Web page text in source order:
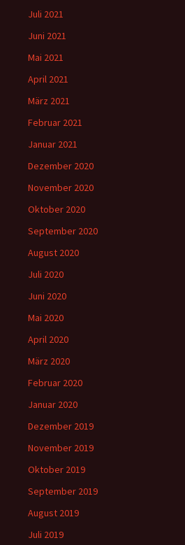
Juli 2021
Juni 2021
Mai 2021
April 2021
März 2021
Februar 2021
Januar 2021
Dezember 2020
November 2020
Oktober 2020
September 2020
August 2020
Juli 2020
Juni 2020
Mai 2020
April 2020
März 2020
Februar 2020
Januar 2020
Dezember 2019
November 2019
Oktober 2019
September 2019
August 2019
Juli 2019